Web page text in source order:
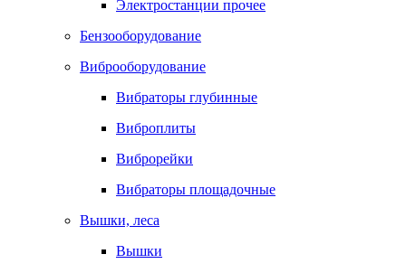
Электростанции прочее
Бензооборудование
Виброоборудование
Вибраторы глубинные
Виброплиты
Виброрейки
Вибраторы площадочные
Вышки, леса
Вышки